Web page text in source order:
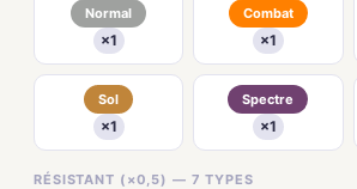
Normal
×1
Combat
×1
Sol
×1
Spectre
×1
RÉSISTANT (×0,5) — 7 TYPES